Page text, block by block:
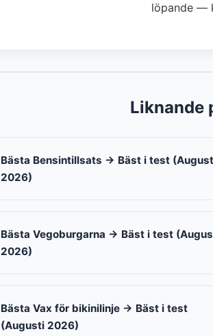
löpande —
Liknande
Bästa Bensintillsats → Bäst i test
2026)
Bästa Vegoburgarna → Bäst i test
2026)
Bästa Vax för bikinilinje → Bäst i test
(Augusti 2026)